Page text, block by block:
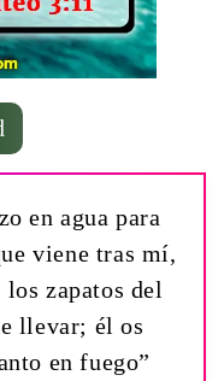
en agua para
viene tras mí,
zapatos del
llevar; él os
en fuego”